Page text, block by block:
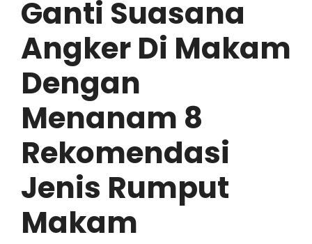
Ganti Suasana
Angker Di Makam
Dengan
Menanam 8
Rekomendasi
Jenis Rumput
Makam